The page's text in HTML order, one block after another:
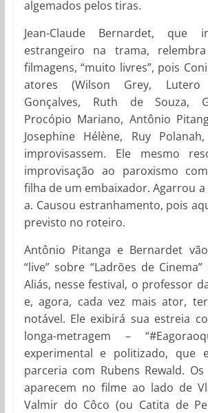
algemados pelos tiras.
Jean-Claude Bernardet, que
estrangeiro na trama,
filmagens, “muito livres”, pois
atores (Wilson Grey,
Gonçalves, Ruth de Souza,
Procópio Mariano, Antônio
Josephine Hélène, Ruy
improvisassem. Ele mesmo
improvisação ao paroxismo
filha de um embaixador. Agarrou
a. Causou estranhamento, pois
previsto no roteiro.
Antônio Pitanga e Bernardet
“live” sobre “Ladrões de
Aliás, nesse festival, o professor
e, agora, cada vez mais ator,
notável. Ele exibirá sua estreia
longa-metragem –
experimental e politizado, que
parceria com Rubens Rewald.
aparecem no filme ao lado de
Valmir do Côco (ou Catita de